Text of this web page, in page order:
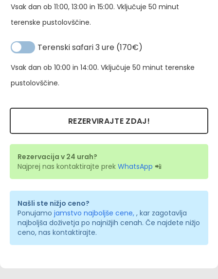
Vsak dan ob 11:00, 13:00 in 15:00. Vključuje 50 minut
terenske pustolovščine.
Terenski safari 3 ure (170€)
Vsak dan ob 10:00 in 14:00. Vključuje 50 minut terenske
pustolovščine.
REZERVIRAJTE ZDAJ!
Rezervacija v 24 urah?
Najprej nas kontaktirajte prek WhatsApp 📲
Našli ste nižjo ceno?
Ponujamo jamstvo najboljše cene, , kar zagotavlja
najboljša doživetja po najnižjih cenah. Če najdete nižjo
ceno, nas kontaktirajte.